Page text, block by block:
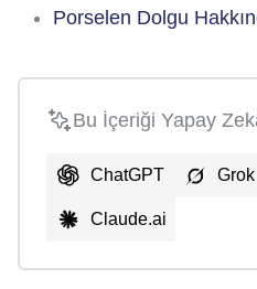
Porselen Dolgu
Bu İçeriği Yapay
ChatGPT Grok
Claude.ai